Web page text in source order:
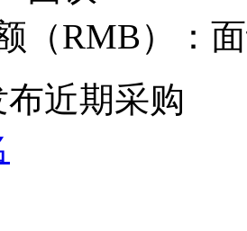
（RMB）：
布近期采购